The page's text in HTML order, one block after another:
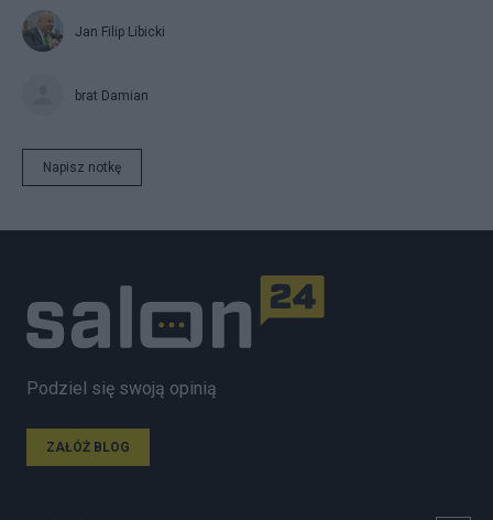
Jan Filip Libicki
brat Damian
Napisz notkę
Podziel się swoją opinią
ZAŁÓŻ BLOG